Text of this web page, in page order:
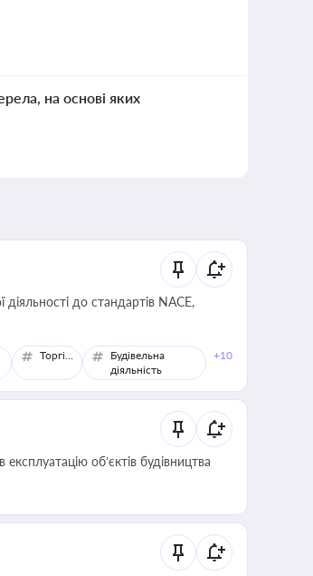
на основі яких
діяльності до стандартів NACE,
Торгівля
Будівельна
діяльність
+10
об’єктів будівництва